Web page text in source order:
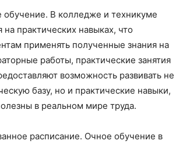
обучение. В колледже и техникуме
на практических навыках, что
применять полученные знания на
работы, практические занятия
возможность развивать не
базу, но и практические навыки,
в реальном мире труда.
расписание. Очное обучение в